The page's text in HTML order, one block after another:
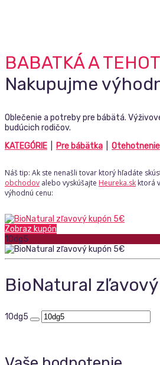
BABATKÁ A
Nakupujme
Oblečenie a potreby pre bábätá.
budúcich rodičov.
KATEGÓRIE
Pre bábätka Otehotnenie
Náš tip: Ak ste nenašli tovar ktorý hľadáte
obchodov alebo vyskúšajte Heureka.sk ktorá
výhodnú cenu:
Zobraz kupón
10dg5
BioNatural
10dg5